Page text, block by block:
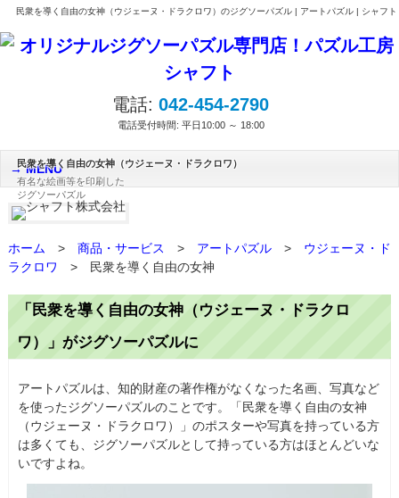
民衆を導く自由の女神（ウジェーヌ・ドラクロワ）のジグソーパズル | アートパズル | シャフト
電話: 042-454-2790
電話受付時間: 平日10:00 ～ 18:00
MENU
民衆を導く自由の女神（ウジェーヌ・ドラクロワ）
有名な絵画等を印刷した
ジグソーパズル
ホーム > 商品・サービス > アートパズル >
ウジェーヌ・ド
ラクロワ
> 民衆を導く自由の女神
「民衆を導く自由の女神（ウジェーヌ・ドラクロ
ワ）」がジグソーパズルに
アートパズルは、知的財産の著作権がなくなった名画、写真など
を使ったジグソーパズルのことです。「民衆を導く自由の女神
（ウジェーヌ・ドラクロワ）」のポスターや写真を持っている方
は多くても、ジグソーパズルとして持っている方はほとんどいな
いですよね。